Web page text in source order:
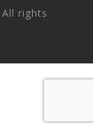
rights